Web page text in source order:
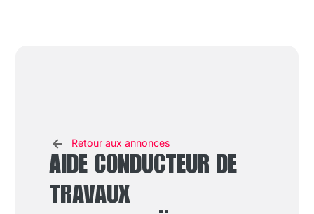
Retour aux annonces
AIDE CONDUCTEUR DE
TRAVAUX